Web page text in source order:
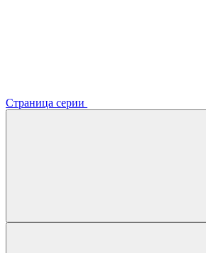
Страница серии